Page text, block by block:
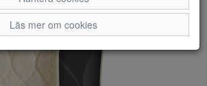
Läs mer om cookies